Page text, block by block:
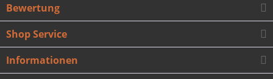
Bewertung
Shop Service
Informationen